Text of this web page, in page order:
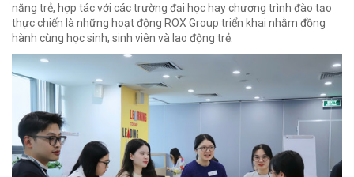
năng trẻ, hợp tác với các trường đại học hay chương trình đào tạo
thực chiến là những hoạt động ROX Group triển khai nhằm đồng
hành cùng học sinh, sinh viên và lao động trẻ.